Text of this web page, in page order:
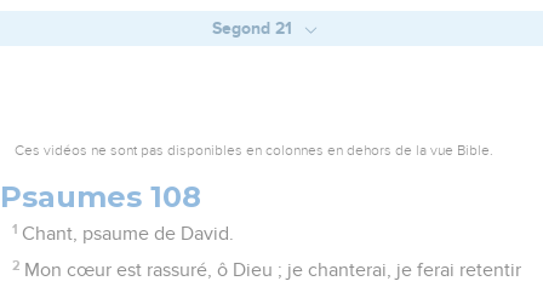
Segond 21
Ces vidéos ne sont pas disponibles en colonnes en dehors de la vue Bible.
Psaumes 108
1 Chant, psaume de David.
2 Mon cœur est rassuré, ô Dieu ; je chanterai, je ferai retentir